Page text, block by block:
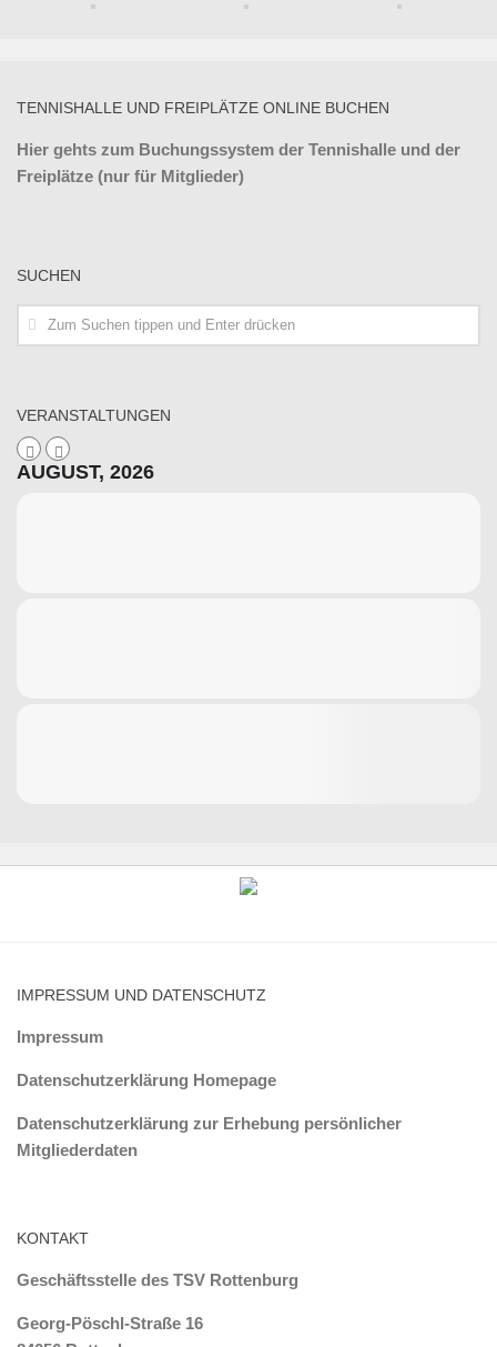
TENNISHALLE UND FREIPLÄTZE ONLINE BUCHEN
Hier gehts zum Buchungssystem der Tennishalle und der
Freiplätze (nur für Mitglieder)
SUCHEN
VERANSTALTUNGEN
AUGUST, 2026
IMPRESSUM UND DATENSCHUTZ
Impressum
Datenschutzerklärung Homepage
Datenschutzerklärung zur Erhebung persönlicher
Mitgliederdaten
KONTAKT
Geschäftsstelle des TSV Rottenburg
Georg-Pöschl-Straße 16